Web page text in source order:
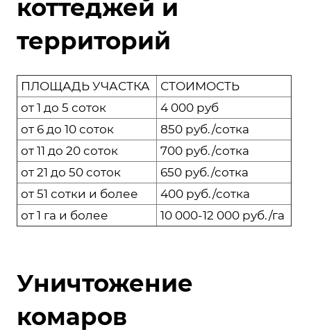
коттеджей и
территорий
ПЛОЩАДЬ УЧАСТКА
СТОИМОСТЬ
от 1 до 5 соток
4 000 руб
от 6 до 10 соток
850 руб./сотка
от 11 до 20 соток
700 руб./сотка
от 21 до 50 соток
650 руб./сотка
от 51 сотки и более
400 руб./сотка
от 1 га и более
10 000-12 000 руб./га
Уничтожение
комаров